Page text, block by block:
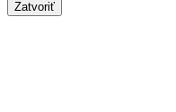
Zatvoriť